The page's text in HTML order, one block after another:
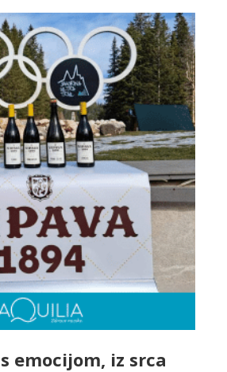
emocijom, iz srca
čistu vodu za